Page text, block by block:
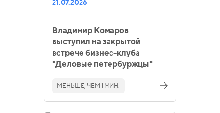
21.07.2026
Владимир Комаров
выступил на закрытой
встрече бизнес-клуба
"Деловые петербуржцы"
МЕНЬШЕ, ЧЕМ 1 МИН.